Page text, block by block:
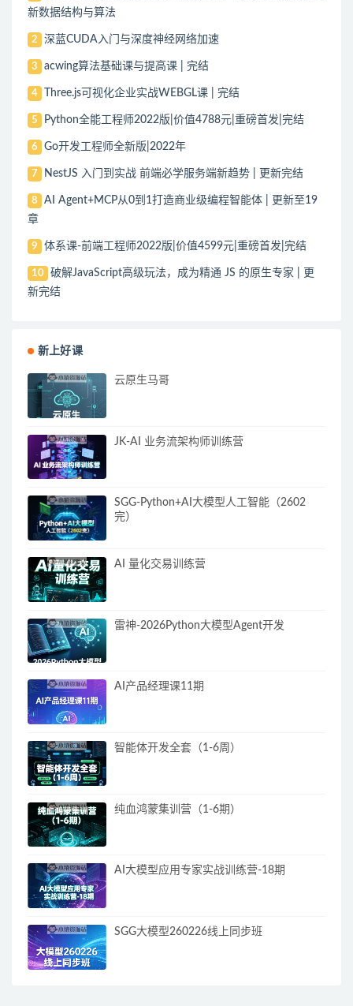
新数据结构与算法
2 深蓝CUDA入门与深度神经网络加速
3 acwing算法基础课与提高课 | 完结
4 Three.js可视化企业实战WEBGL课 | 完结
5 Python全能工程师2022版|价值4788元|重磅首发|完结
6 Go开发工程师全新版|2022年
7 NestJS 入门到实战 前端必学服务端新趋势 | 更新完结
8
AI Agent+MCP从0到1打造商业级编程智能体 | 更新至19
章
9 体系课-前端工程师2022版|价值4599元|重磅首发|完结
10
破解JavaScript高级玩法，成为精通 JS 的原生专家 | 更
新完结
新上好课
云原生马哥
JK-AI 业务流架构师训练营
SGG-Python+AI大模型人工智能（2602
完）
AI 量化交易训练营
雷神-2026Python大模型Agent开发
AI产品经理课11期
智能体开发全套（1-6周）
纯血鸿蒙集训营（1-6期）
AI大模型应用专家实战训练营-18期
SGG大模型260226线上同步班